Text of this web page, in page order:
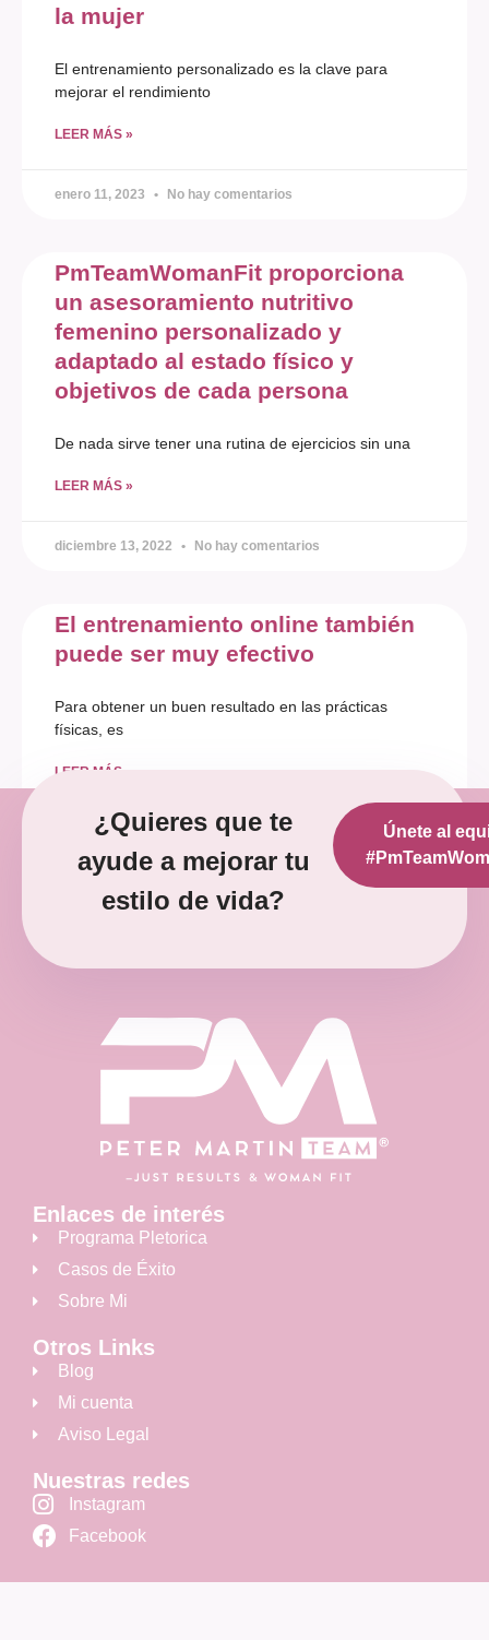
la mujer
El entrenamiento personalizado es la clave para
mejorar el rendimiento
LEER MÁS »
enero 11, 2023 No hay comentarios
PmTeamWomanFit proporciona
un asesoramiento nutritivo
femenino personalizado y
adaptado al estado físico y
objetivos de cada persona
De nada sirve tener una rutina de ejercicios sin una
LEER MÁS »
diciembre 13, 2022 No hay comentarios
El entrenamiento online también
puede ser muy efectivo
Para obtener un buen resultado en las prácticas
físicas, es
LEER MÁS »
diciembre 12, 2022 No hay comentarios
¿Quieres que te
ayude a mejorar tu
estilo de vida?
Únete al
Enlaces de interés
Programa Pletorica
Casos de Éxito
Sobre Mi
Otros Links
Blog
Mi cuenta
Aviso Legal
Nuestras redes
Instagram
Facebook